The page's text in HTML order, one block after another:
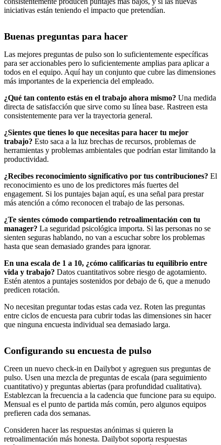
iniciativas están teniendo el impacto que pretendían.
Buenas preguntas para hacer
Las mejores preguntas de pulso son lo suficientemente específicas
para ser accionables pero lo suficientemente amplias para aplicar a
todos en el equipo. Aquí hay un conjunto que cubre las dimensiones
más importantes de la experiencia del empleado.
¿Qué tan contento estás en el trabajo ahora mismo? Una medida
directa de satisfacción que sirve como su línea base. Rastreen esta
consistentemente para ver la trayectoria general.
¿Sientes que tienes lo que necesitas para hacer tu mejor
trabajo? Esto saca a la luz brechas de recursos, problemas de
herramientas y problemas ambientales que podrían estar limitando la
productividad.
¿Recibes reconocimiento significativo por tus contribuciones? El
reconocimiento es uno de los predictores más fuertes del
engagement. Si los puntajes bajan aquí, es una señal para prestar
más atención a cómo reconocen el trabajo de las personas.
¿Te sientes cómodo compartiendo retroalimentación con tu
manager? La seguridad psicológica importa. Si las personas no se
sienten seguras hablando, no van a escuchar sobre los problemas
hasta que sean demasiado grandes para ignorar.
En una escala de 1 a 10, ¿cómo calificarías tu equilibrio entre
vida y trabajo? Datos cuantitativos sobre riesgo de agotamiento.
Estén atentos a puntajes sostenidos por debajo de 6, que a menudo
predicen rotación.
No necesitan preguntar todas estas cada vez. Roten las preguntas
entre ciclos de encuesta para cubrir todas las dimensiones sin hacer
que ninguna encuesta individual sea demasiado larga.
Configurando su encuesta de pulso
Creen un nuevo check-in en Dailybot y agreguen sus preguntas de
pulso. Usen una mezcla de preguntas de escala (para seguimiento
cuantitativo) y preguntas abiertas (para profundidad cualitativa).
Establezcan la frecuencia a la cadencia que funcione para su equipo.
Mensual es el punto de partida más común, pero algunos equipos
prefieren cada dos semanas.
Consideren hacer las respuestas anónimas si quieren la
retroalimentación más honesta. Dailybot soporta respuestas